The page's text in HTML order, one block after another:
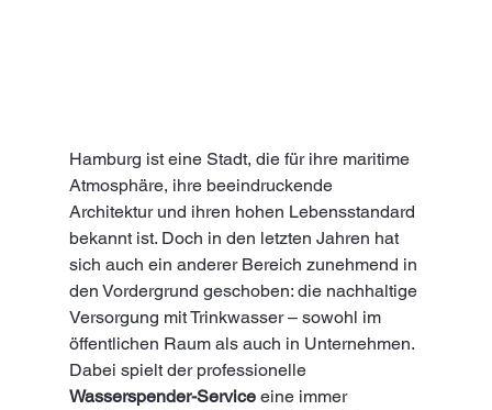
Hamburg ist eine Stadt, die für ihre maritime
Atmosphäre, ihre beeindruckende
Architektur und ihren hohen Lebensstandard
bekannt ist. Doch in den letzten Jahren hat
sich auch ein anderer Bereich zunehmend in
den Vordergrund geschoben: die nachhaltige
Versorgung mit Trinkwasser – sowohl im
öffentlichen Raum als auch in Unternehmen.
Dabei spielt der professionelle
Wasserspender-Service eine immer